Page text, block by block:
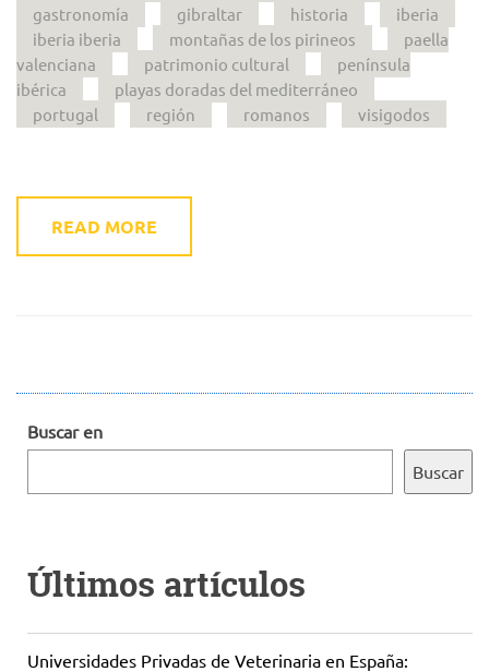
gastronomía
gibraltar historia
iberia
iberia iberia
montañas de los pirineos
paella
valenciana
patrimonio cultural
península
ibérica
playas doradas del mediterráneo
portugal
región romanos visigodos
READ MORE
Buscar en
Buscar
Últimos artículos
Universidades Privadas de Veterinaria en España: